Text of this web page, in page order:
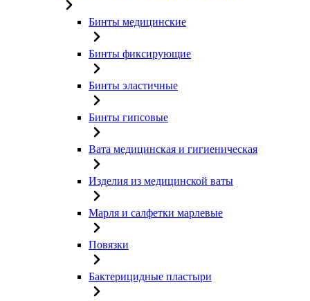
Бинты медицинские
Бинты фиксирующие
Бинты эластичные
Бинты гипсовые
Вата медицинская и гигиеническая
Изделия из медицинской ваты
Марля и салфетки марлевые
Повязки
Бактерицидные пластыри